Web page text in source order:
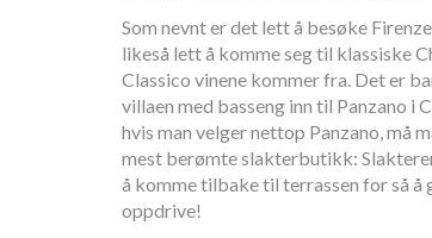
Som nevnt er det lett å besøke
likeså lett å komme seg til klassiske
Classico vinene kommer fra. Det er
villaen med basseng inn til Panzano i
hvis man velger nettop Panzano, må
mest berømte slakterbutikk:
å komme tilbake til terrassen for så
oppdrive!